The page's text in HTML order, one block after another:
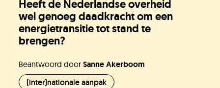
Heeft de Nederlandse overheid
wel genoeg daadkracht om een
energietransitie tot stand te
brengen?
Beantwoord door Sanne Akerboom
(inter)nationale aanpak